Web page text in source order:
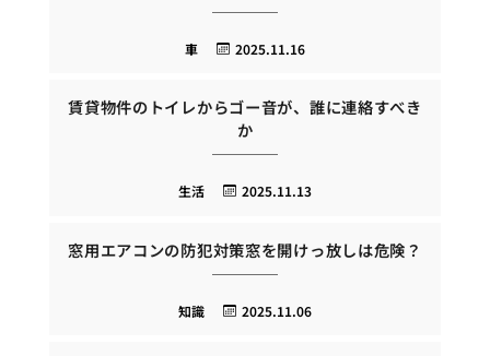
2025.11.16
車
賃貸物件のトイレからゴー音が、誰に連絡すべき
か
2025.11.13
生活
窓用エアコンの防犯対策窓を開けっ放しは危険？
2025.11.06
知識